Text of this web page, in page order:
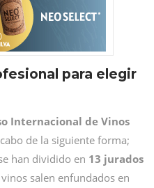
para elegir
Internacional de Vinos
de la siguiente forma;
han dividido en 13 jurados
salen enfundados en